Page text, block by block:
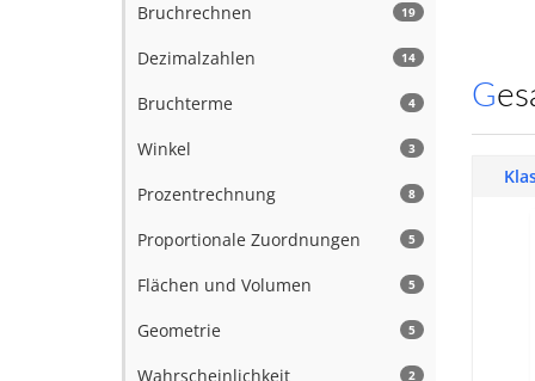
19
Bruchrechnen
14
Dezimalzahlen
4
Bruchterme
3
Winkel
8
Prozentrechnung
5
Proportionale Zuordnungen
5
Flächen und Volumen
5
Geometrie
2
Wahrscheinlichkeit